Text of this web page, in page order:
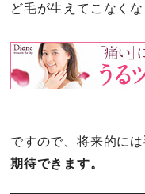
ど毛が生えてこなく
ですので、将来的には
期待できます。